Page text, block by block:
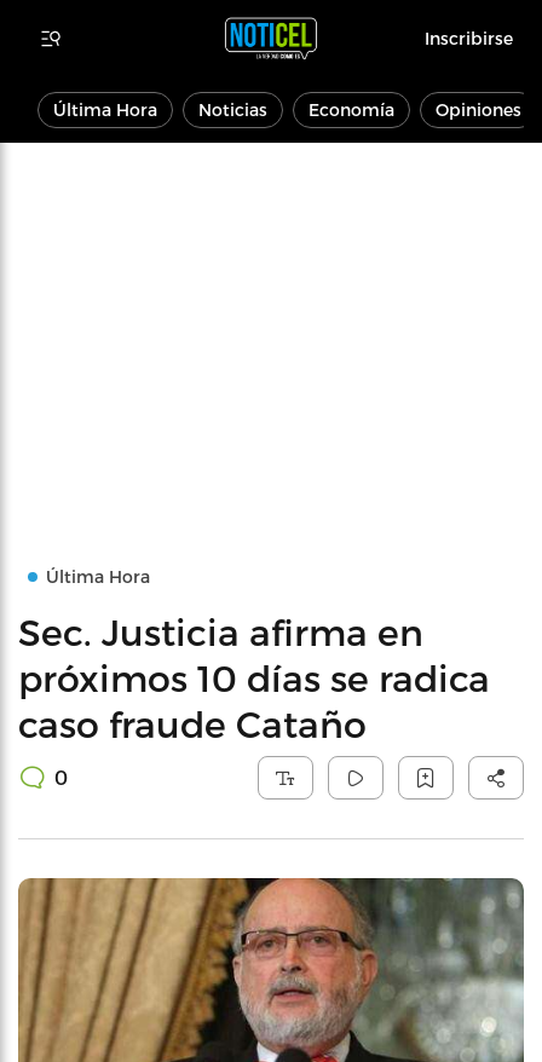
Inscribirse
Última Hora Noticias Economía Opiniones
Última Hora
Sec. Justicia afirma en
próximos 10 días se radica
caso fraude Cataño
0